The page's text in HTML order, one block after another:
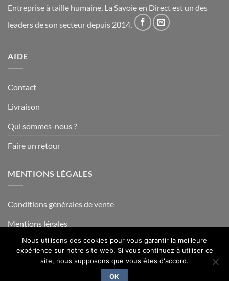
Entreprise à taille humaine, La Savoie en Direct est un des
leaders de son secteur depuis 2014.
AIDE
Contact
Livraison
Qui sommes-nous ?
Faire un retour
MENTIONS LÉGALES
Conditions générales de vente
Mentions légales
Visa PayPal MasterCardCredit
Nous utilisons des cookies pour vous garantir la meilleure
expérience sur notre site web. Si vous continuez à utiliser ce
site, nous supposons que vous êtes d'accord.
OK